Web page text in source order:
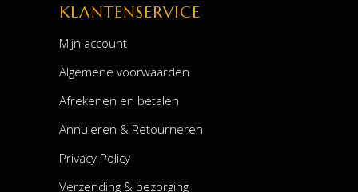
KLANTENSERVICE
Mijn account
Algemene voorwaarden
Afrekenen en betalen
Annuleren & Retourneren
Privacy Policy
Verzending & bezorging